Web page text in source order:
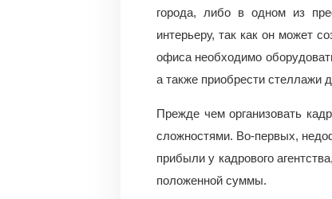
города, либо в одном из
интерьеру, так как он может
офиса необходимо
а также приобрести стеллажи
Прежде чем организовать
сложностями. Во-первых,
прибыли у кадрового
положенной суммы.